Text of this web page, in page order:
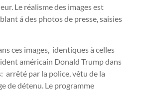
Le réalisme des images est
á des photos de presse, saisies
ces images, identiques à celles
américain Donald Trump dans
arrêté par la police, vêtu de la
de détenu. Le programme